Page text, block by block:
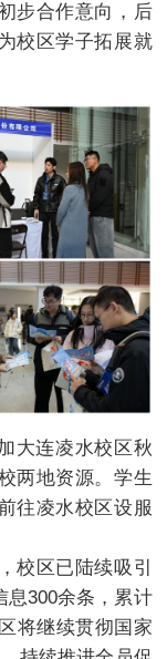
步合作意向，后
校区学子拓展就
大连凌水校区秋
两地资源。学生
往凌水校区设服
校区已陆续吸引
息300余条，累计
将继续贯彻国家